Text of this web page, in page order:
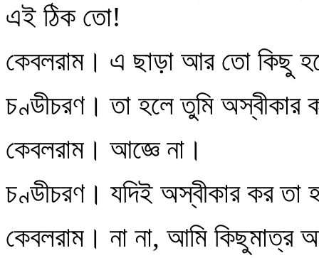
এই ঠিক তো!
কেবলরাম। এ ছাড়া আর তো কিছু
চণ্ডীচরণ। তা হলে তুমি অস্বীকার
কেবলরাম। আজ্ঞে না।
চণ্ডীচরণ। যদিই অস্বীকার কর
কেবলরাম। না না, আমি কিছুমাত্র